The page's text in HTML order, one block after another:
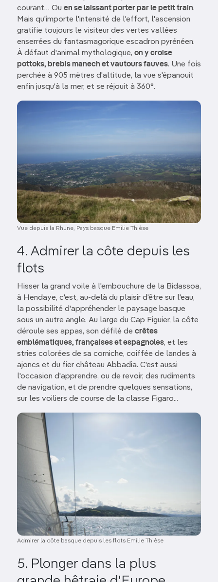
courant… Ou en se laissant porter par le petit train.
Mais qu'importe l'intensité de l'effort, l'ascension
gratifie toujours le visiteur des vertes vallées
enserrées du fantasmagorique escadron pyrénéen.
À défaut d'animal mythologique, on y croise
pottoks, brebis manech et vautours fauves. Une fois
perchée à 905 mètres d'altitude, la vue s'épanouit
enfin jusqu'à la mer, et se réjouit à 360°.
Image
Vue depuis la Rhune, Pays basque Emilie Thièse
4. Admirer la côte depuis les
flots
Hisser la grand voile à l'embouchure de la Bidassoa,
à Hendaye, c'est, au-delà du plaisir d'être sur l'eau,
la possibilité d'appréhender le paysage basque
sous un autre angle. Au large du Cap Figuier, la côte
déroule ses appas, son défilé de crêtes
emblématiques, françaises et espagnoles, et les
stries colorées de sa corniche, coiffée de landes à
ajoncs et du fier château Abbadia. C'est aussi
l'occasion d'apprendre, ou de revoir, des rudiments
de navigation, et de prendre quelques sensations,
sur les voiliers de course de la classe Figaro...
Image
Admirer la côte basque depuis les flots Emilie Thièse
5. Plonger dans la plus